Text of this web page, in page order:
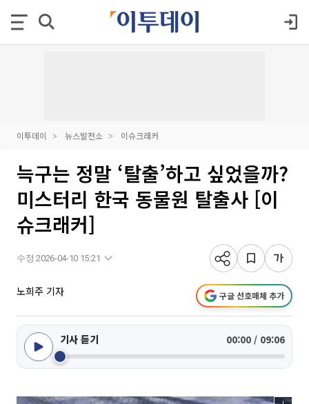
이투데이 뉴스발전소 이슈크래커
늑구는 정말 ‘탈출’하고 싶었을까?
미스터리 한국 동물원 탈출사 [이
슈크래커]
수정 2026-04-10 15:21
노희주 기자 구글 선호매체 추가
기사 듣기 00:00 / 09:06